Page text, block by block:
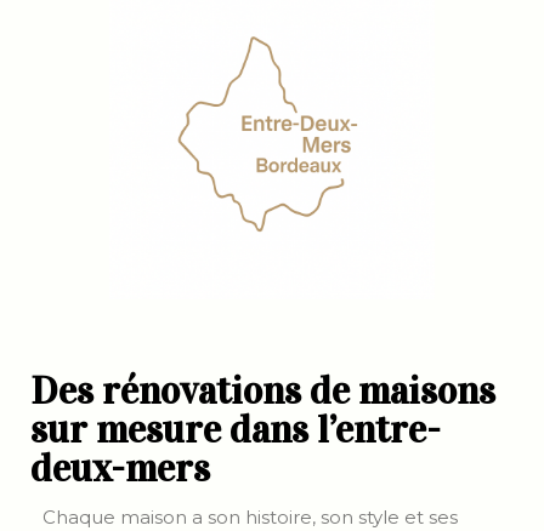
Des rénovations de maisons
sur mesure dans l’entre-
deux-mers
Chaque maison a son histoire, son style et ses